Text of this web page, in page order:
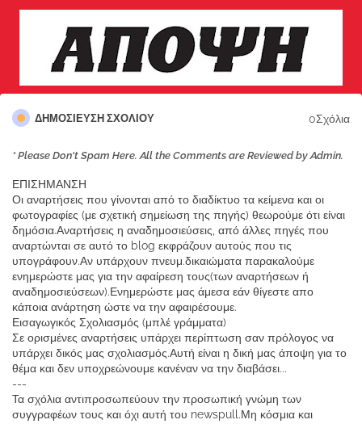
ΔΗΜΟΣΊΕΥΣΗ ΣΧΟΛΊΟΥ 0Σχόλια
* Please Don't Spam Here. All the Comments are Reviewed by Admin.
ΕΠΙΣΗΜΑΝΣΗ
Οι αναρτήσεις που γίνονται από το διαδίκτυο τα κείμενα και οι
φωτογραφίες (με σχετική σημείωση της πηγής) θεωρούμε ότι είναι
δημόσια.Αναρτήσεις η αναδημοσιεύσεις, από άλλες πηγές που
αναρτώνται σε αυτό το blog εκφράζουν αυτούς που τις
υπογράφουν.Αν υπάρχουν πνευμ.δικαιώματα παρακαλούμε
ενημερώστε μας για την αφαίρεση τους(των αναρτήσεων ή
αναδημοσιεύσεων).Ενημερώστε μας άμεσα εάν θίγεστε απο
κάποια ανάρτηση ώστε να την αφαιρέσουμε.
Εισαγωγικός Σχολιασμός (μπλέ γράμματα)
Σε ορισμένες αναρτήσεις υπάρχει περίπτωση σαν πρόλογος να
υπάρχει δικός μας σχολιασμός.Αυτή είναι η δική μας άποψη για το
θέμα και δεν υποχρεώνουμε κανέναν να την διαβάσει...
---
Τα σχόλια αντιπροσωπεύουν την προσωπική γνώμη των
συγγραφέων τους και όχι αυτή του newspull.Μη κόσμια και